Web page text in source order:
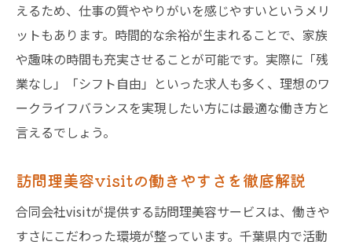
えるため、仕事の質ややりがいを感じやすいというメリ
ットもあります。時間的な余裕が生まれることで、家族
や趣味の時間も充実させることが可能です。実際に「残
業なし」「シフト自由」といった求人も多く、理想のワ
ークライフバランスを実現したい方には最適な働き方と
言えるでしょう。
訪問理美容visitの働きやすさを徹底解説
合同会社visitが提供する訪問理美容サービスは、働きや
すさにこだわった環境が整っています。千葉県内で活動